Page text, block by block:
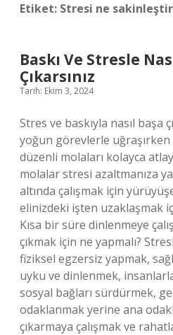
Etiket: Stresi ne
Baskı Ve Stresle
Çıkarsınız
Tarih: Ekim 3, 2024
Stres ve baskıyla nasıl başa
yoğun görevlerle uğraşırken
düzenli molaları kolayca
molalar stresi azaltmanıza
altında çalışmak için
elinizdeki işten uzaklaşmak
Kısa bir süre dinlenmeye
çıkmak için ne yapmalı?
fiziksel egzersiz yapmak,
uyku ve dinlenmek,
sosyal bağları sürdürmek,
odaklanmak yerine ana
çıkarmaya çalışmak ve